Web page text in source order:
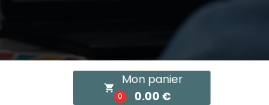
local_grocery_store
0
Mon panier
0.00 €